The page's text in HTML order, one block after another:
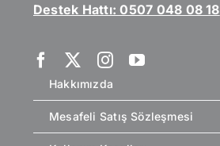
Destek Hattı: 0507 048 08 18
Hakkımızda
Mesafeli Satış Sözleşmesi